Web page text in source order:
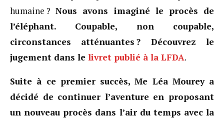
humaine ?Nous avons imaginé le procès de
l’éléphant. Coupable, non coupable,
circonstances atténuantes ? Découvrez le
jugement dans le livret publié à la LFDA.
Suite à ce premier succès, Me Léa Mourey a
décidé de continuer l’aventure en proposant
un nouveau procès dans l’air du temps avec la